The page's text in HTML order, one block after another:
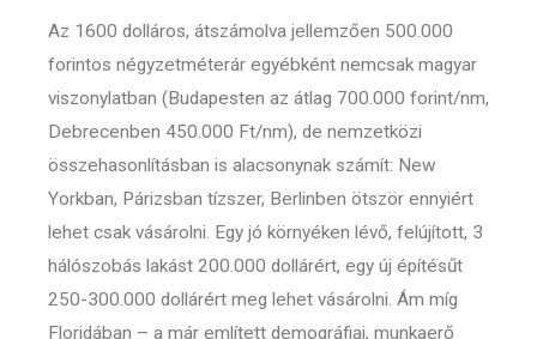
Az 1600 dolláros, átszámolva jellemzően 500.000
forintos négyzetméterár egyébként nemcsak magyar
viszonylatban (Budapesten az átlag 700.000 forint/nm,
Debrecenben 450.000 Ft/nm), de nemzetközi
összehasonlításban is alacsonynak számít: New
Yorkban, Párizsban tízszer, Berlinben ötször ennyiért
lehet csak vásárolni. Egy jó környéken lévő, felújított, 3
hálószobás lakást 200.000 dollárért, egy új építésűt
250-300.000 dollárért meg lehet vásárolni. Ám míg
Floridában – a már említett demográfiai, munkaerő